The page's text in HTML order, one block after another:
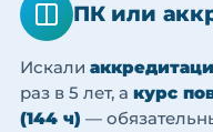
ПК или
Искали
раз в 5 лет, а курс
(144 ч) —